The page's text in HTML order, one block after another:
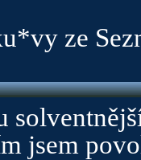
ze
jsem